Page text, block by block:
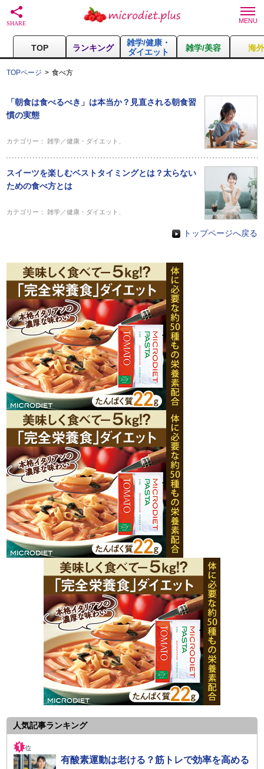
TOP ランキング
雑学/健康・
ダイエット
雑学/美容 海
TOPページ 食べ方
「朝食は食べるべき」は本当か？見直される朝食習
慣の実態
カテゴリー：雑学／健康・ダイエット
スイーツを楽しむベストタイミングとは？太らない
ための食べ方とは
カテゴリー：雑学／健康・ダイエット
トップページへ戻る
人気記事ランキング
有酸素運動は老ける？筋トレで効率を高める